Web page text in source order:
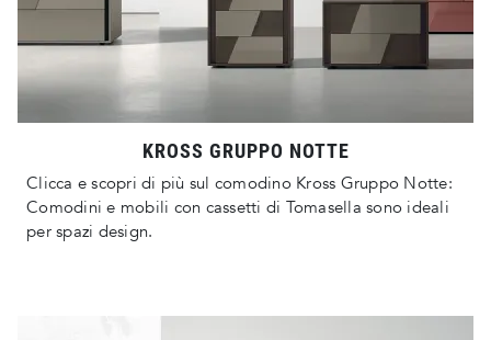
KROSS GRUPPO NOTTE
Clicca e scopri di più sul comodino Kross Gruppo Notte:
Comodini e mobili con cassetti di Tomasella sono ideali
per spazi design.